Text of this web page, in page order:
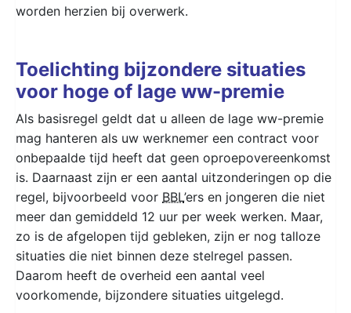
worden herzien bij overwerk.
Toelichting bijzondere situaties
voor hoge of lage ww-premie
Als basisregel geldt dat u alleen de lage ww-premie
mag hanteren als uw werknemer een contract voor
onbepaalde tijd heeft dat geen oproepovereenkomst
is. Daarnaast zijn er een aantal uitzonderingen op die
regel, bijvoorbeeld voor BBL’ers en jongeren die niet
meer dan gemiddeld 12 uur per week werken. Maar,
zo is de afgelopen tijd gebleken, zijn er nog talloze
situaties die niet binnen deze stelregel passen.
Daarom heeft de overheid een aantal veel
voorkomende, bijzondere situaties uitgelegd.